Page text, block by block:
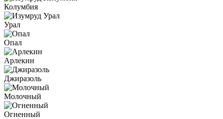
Колумбия
Урал
Опал
Арлекин
Джиразоль
Молочный
Огненный